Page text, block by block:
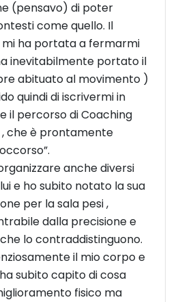
(pensavo) di poter
come quello. Il
mi ha portata a fermarmi
inevitabilmente portato il
abituato al movimento )
quindi di iscrivermi in
il percorso di Coaching
, che è prontamente
in mio “soccorso”.
anche diversi
e ho subito notato la sua
per la sala pesi ,
dalla precisione e
lo contraddistinguono.
il mio corpo e
subito capito di cosa
fisico ma